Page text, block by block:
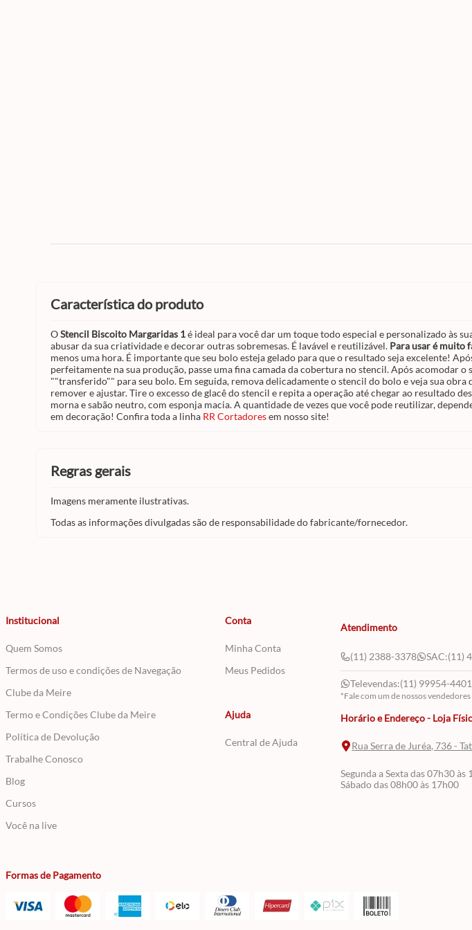
característica do produto
OStencil Biscoito Margaridas 1é ideal para você dar um toque todo especial e personalizado às
abusar da sua criatividade e decorar outras sobremesas. É lavável e reutilizável. Para usar é muito
menos uma hora. É importante que seu bolo esteja gelado para que o resultado seja excelente!
perfeitamente na sua produção, passe uma fina camada da cobertura no stencil. Após acomodar
""transferido"" para seu bolo. Em seguida, remova delicadamente o stencil do bolo e veja sua
remover e ajustar. Tire o excesso de glacê do stencil e repita a operação até chegar ao resultado
morna e sabão neutro, com esponja macia. A quantidade de vezes que você pode reutilizar,
em decoração! Confira toda a linha RR Cortadoresem nosso site!
regras gerais
Imagens meramente ilustrativas.
Todas as informações divulgadas são de responsabilidade do fabricante/fornecedor.
Institucional
Quem Somos
Termos de uso e condições de Navegação
Clube da Meire
Termo e Condições Clube da Meire
Política de Devolução
Trabalhe Conosco
Blog
Cursos
Você na live
Conta
Minha Conta
Meus Pedidos
Ajuda
Central de Ajuda
Atendimento
(11) 2388-3378 SAC:(11)
Televendas:(11) 99954-4401
*Fale com um de nossos vendedores
Horário e Endereço - Loja
Rua Serra de Juréa, 736 -
Segunda a Sexta das 07h30 às
Sábado das 08h00 às 17h00
Formas de Pagamento